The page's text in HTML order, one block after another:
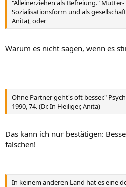
"Alleinerziehen als Befreiung."
Sozialisationsform und als
Anita), oder
Warum es nicht sagen, wenn es
Ohne Partner geht's oft besser."
1990, 74. (Dr. In Heiliger, Anita)
Das kann ich nur bestätigen:
falschen!
In keinem anderen Land hat es eine